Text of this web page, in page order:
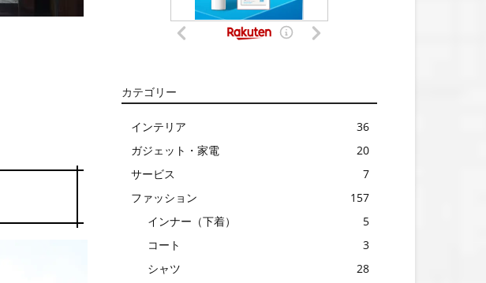
カテゴリー
インテリア
36
ガジェット・家電
20
サービス
7
ファッション
157
インナー（下着）
5
コート
3
シャツ
28